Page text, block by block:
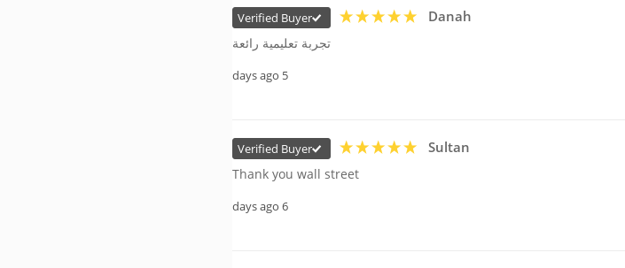
Danah
Verified Buyer
تجربة تعليمية رائعة
5 days ago
Sultan
Verified Buyer
Thank you wall street
6 days ago